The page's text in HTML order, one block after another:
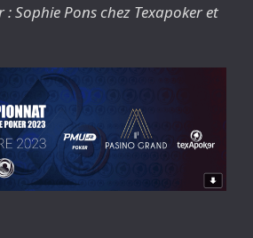
Sophie Pons chez Texapoker et